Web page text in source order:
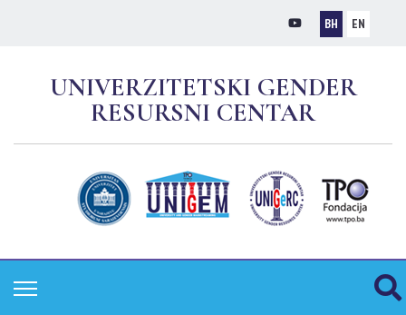
BH EN
UNIVERZITETSKI GENDER
RESURSNI CENTAR